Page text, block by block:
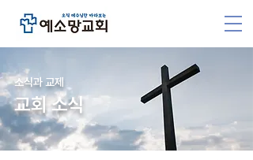
소식과 교제
교회 소식